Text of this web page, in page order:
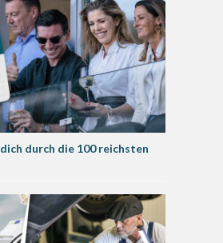
durch die 100 reichsten